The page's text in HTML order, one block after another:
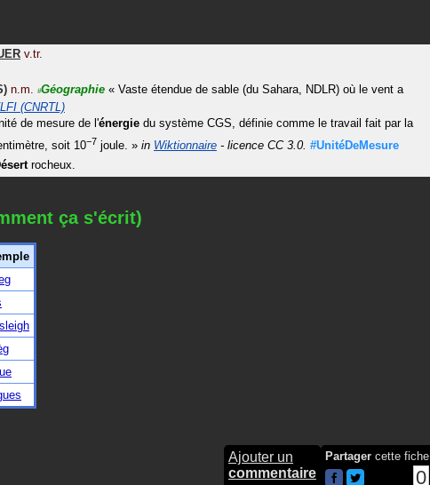
v.tr.
) n.m. #Géographie « Vaste étendue de sable (du Sahara, NDLR) où le vent a
(CNRTL)
de mesure de l'énergie du système CGS, définie comme le travail fait par la
soit 10−7 joule. » in Wiktionnaire - licence CC 3.0. #UnitéDeMesure
rocheux.
ça s'écrit)
Ajouter un
commentaire
Partager cette fiche
0